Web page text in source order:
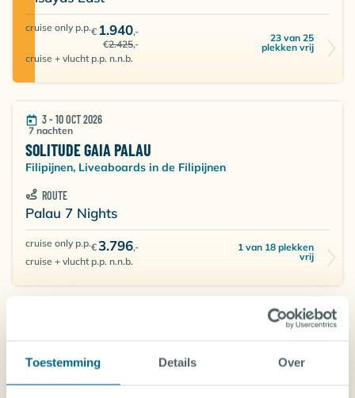
Toestemming Details Over
cruise only p.p.€ 1.940,-
€2.425,-
cruise + vlucht p.p. n.n.b.
23 van 25
plekken vrij
3 - 10 OCT 2026
7 nachten
SOLITUDE GAIA PALAU
Filipijnen, Liveaboards in de Filipijnen
ROUTE
Palau 7 Nights
cruise only p.p.€3.796,-
cruise + vlucht p.p. n.n.b.
1 van 18 plekken
vrij
SPECIALATLANTIS INFINITI
Filipijnen, Liveaboards in de Filipijnen